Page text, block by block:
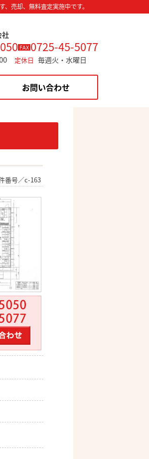
売却、無料査定実施中です。
社
FAX 0725-45-5077
定休日 毎週火・水曜日
お問い合わせ
番号／c-163